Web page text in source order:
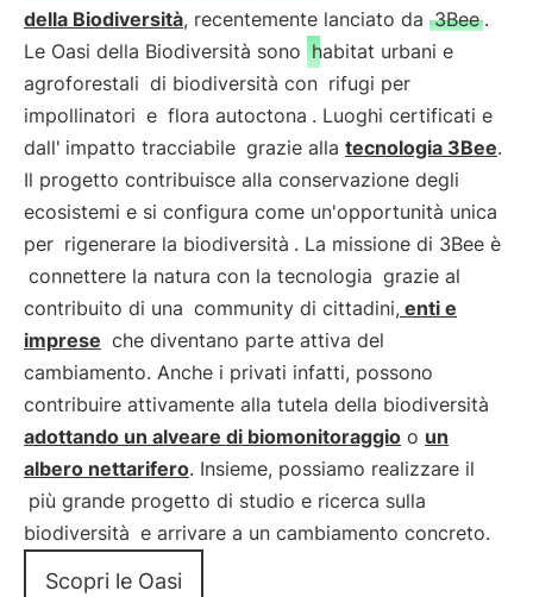
della Biodiversità, recentemente lanciato da 3Bee .
Le Oasi della Biodiversità sono habitat urbani e
agroforestali di biodiversità con rifugi per
impollinatori e flora autoctona . Luoghi certificati e
dall' impatto tracciabile grazie alla tecnologia 3Bee.
Il progetto contribuisce alla conservazione degli
ecosistemi e si configura come un'opportunità unica
per rigenerare la biodiversità . La missione di 3Bee è
connettere la natura con la tecnologia grazie al
contribuito di una community di cittadini, enti e
imprese che diventano parte attiva del
cambiamento. Anche i privati infatti, possono
contribuire attivamente alla tutela della biodiversità
adottando un alveare di biomonitoraggio o un
albero nettarifero. Insieme, possiamo realizzare il
più grande progetto di studio e ricerca sulla
biodiversità e arrivare a un cambiamento concreto.
Scopri le Oasi